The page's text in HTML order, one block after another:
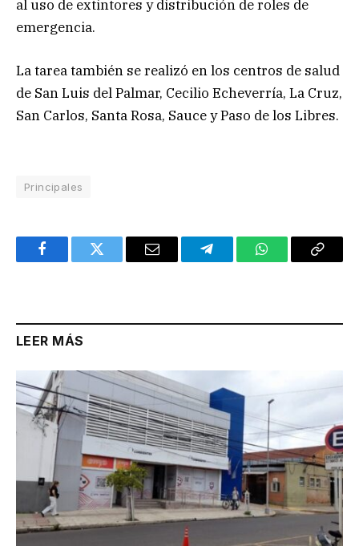
al uso de extintores y distribución de roles de
emergencia.
La tarea también se realizó en los centros de salud
de San Luis del Palmar, Cecilio Echeverría, La Cruz,
San Carlos, Santa Rosa, Sauce y Paso de los Libres.
Principales
FacebookTwitter Email TelegramWhatsAppCopy
LEER MÁS